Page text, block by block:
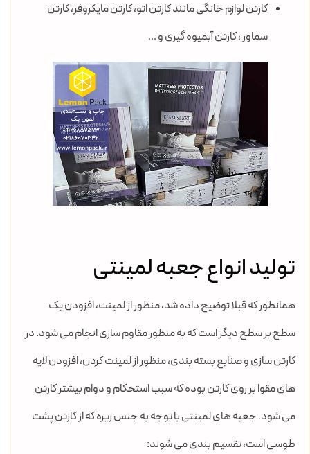
کارتن لوازم خانگی مانند کارتن اتو، کارتن مایکروفر، کارتن
سماور ، کارتن آبمیوه گیری و …
تولید انواع جعبه لمینتی
همانطور که قبلا توضیح داده شد، منظور از لمینت، افزودن یک
سطح بر سطح دیگر است که به منظور مقاوم سازی انجام می شود. در
کارتن سازی و صنایع بسته بندی، منظور از لمینت کردن، افزودن لایه
های مقوا بر روی کارتن بوده که سبب استحکام و دوام بیشتر کارتن
می شود. جعبه های لمینتی با توجه به جنس زیره که از کارتن پشت
طوسی است، تقسیم بندی می شوند: